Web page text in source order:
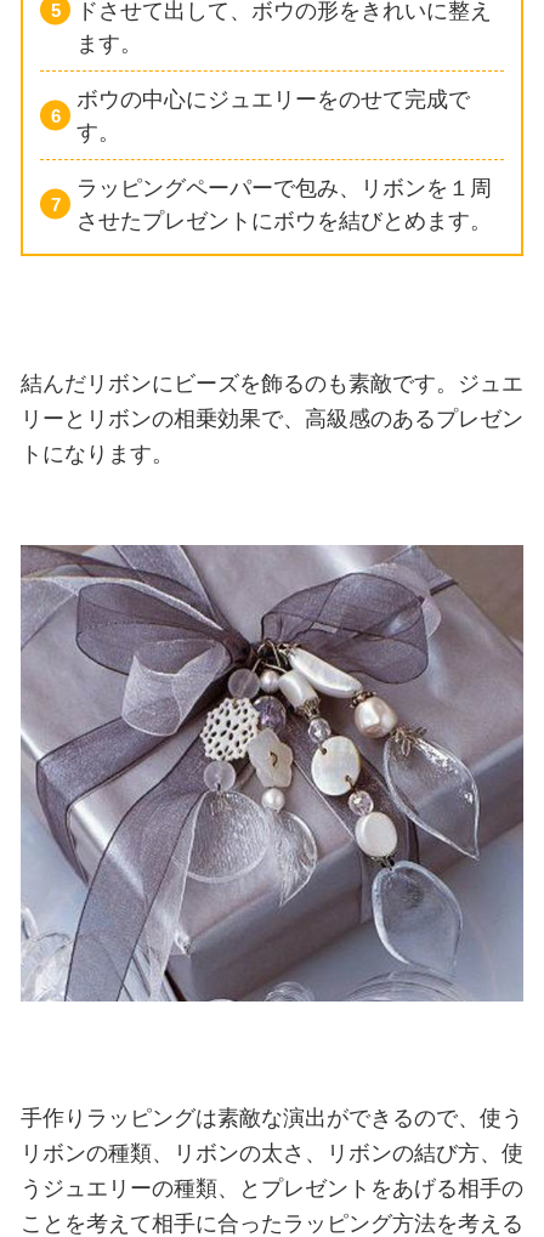
ドさせて出して、ボウの形をきれいに整え
ます。
ボウの中心にジュエリーをのせて完成で
す。
ラッピングペーパーで包み、リボンを１周
させたプレゼントにボウを結びとめます。
結んだリボンにビーズを飾るのも素敵です。ジュエ
リーとリボンの相乗効果で、高級感のあるプレゼン
トになります。
手作りラッピングは素敵な演出ができるので、使う
リボンの種類、リボンの太さ、リボンの結び方、使
うジュエリーの種類、とプレゼントをあげる相手の
ことを考えて相手に合ったラッピング方法を考える